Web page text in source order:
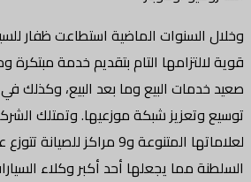
وخلال السنوات الماضية استطاعت ظفار
قوية لالتزامها التام بتقديم خدمة مبتكرة
صعيد خدمات البيع وما بعد البيع، وكذلك
لعلاماتها المتنوعة و9 مراكز
السلطنة مما يجعلها أحد أكبر وكلاء